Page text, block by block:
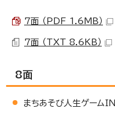
7面 （PDF 1.6MB）
7面 （TXT 8.6KB）
8面
まちあそび人生ゲーム